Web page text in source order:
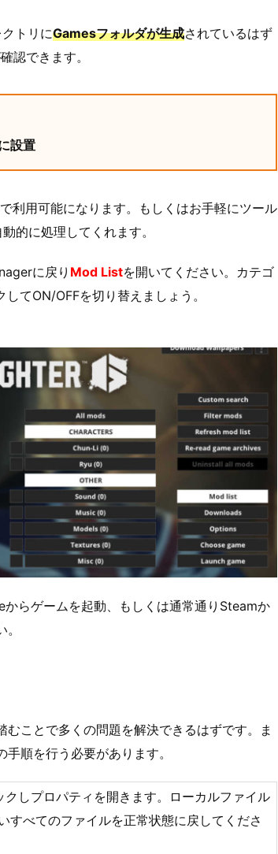
トリにGamesフォルダが生成されているはず
認できます。
設置
利用可能になります。もしくはお手軽にツール
的に処理してくれます。
に戻り Mod Listを開いてください。カテゴ
てON/OFFを切り替えましょう。
らゲームを起動、もしくは通常通りSteamか
ことで多くの問題を解決できるはずです。ま
順を行う必要があります。
しプロパティを開きます。ローカルファイル
すべてのファイルを正常状態に戻してくださ